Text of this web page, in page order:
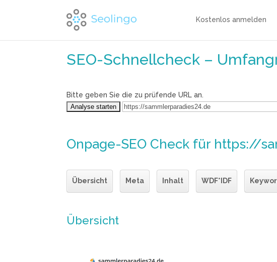
Kostenlos anmelden
SEO-Schnellcheck –
Bitte geben Sie die zu prüfende URL an.
Onpage-SEO Check für https://
Übersicht Meta Inhalt WDF*IDF
Übersicht